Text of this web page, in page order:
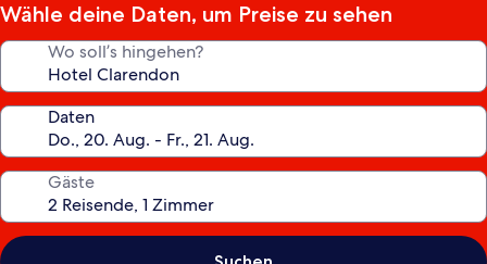
Wähle deine Daten, um Preise zu sehen
Wo soll’s hingehen?
Daten
Gäste